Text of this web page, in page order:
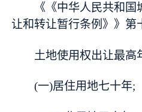
《《中华人民共和
让和转让暂行条例》》第
土地使用权出让最高
(一)居住用地七十年;